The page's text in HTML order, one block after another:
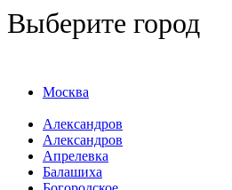
Выберите город
Москва
Александров
Александров
Апрелевка
Балашиха